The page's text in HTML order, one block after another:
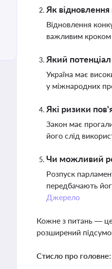
Як відновлення
Відновлення
важливим кроком
Який потенціал
Україна має
у міжнародних
Які ризики
Закон має
його слід
Чи можливий
Розпуск
передбачають
Джерело
Кожне з питань — це
розширений
Стисло про головне: